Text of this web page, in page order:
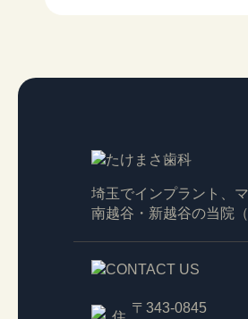
埼玉でインプラント、
南越谷・新越谷の当院
〒343-0845